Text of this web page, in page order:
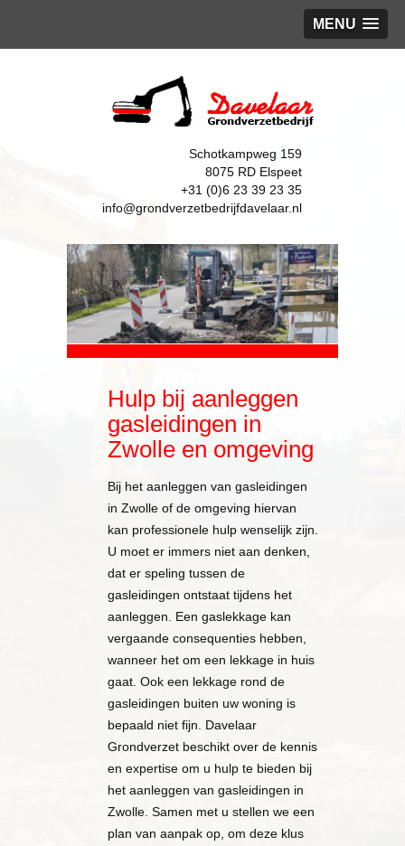
MENU
Schotkampweg 159
8075 RD Elspeet
+31 (0)6 23 39 23 35
info@grondverzetbedrijfdavelaar.nl
Hulp bij aanleggen
gasleidingen in
Zwolle en omgeving
Bij het aanleggen van gasleidingen
in Zwolle of de omgeving hiervan
kan professionele hulp wenselijk zijn.
U moet er immers niet aan denken,
dat er speling tussen de
gasleidingen ontstaat tijdens het
aanleggen. Een gaslekkage kan
vergaande consequenties hebben,
wanneer het om een lekkage in huis
gaat. Ook een lekkage rond de
gasleidingen buiten uw woning is
bepaald niet fijn. Davelaar
Grondverzet beschikt over de kennis
en expertise om u hulp te bieden bij
het aanleggen van gasleidingen in
Zwolle. Samen met u stellen we een
plan van aanpak op, om deze klus